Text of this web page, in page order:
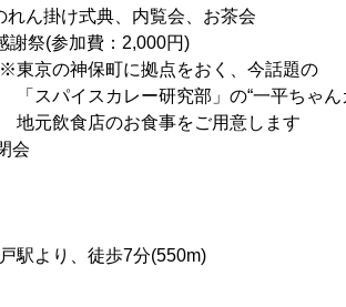
ん掛け式典、内覧会、お茶会
謝祭(参加費：2,000円)
に拠点をおく、今話題の
ー研究部」の“一平ちゃんカレ
お食事をご用意します
駅より、徒歩7分(550m)